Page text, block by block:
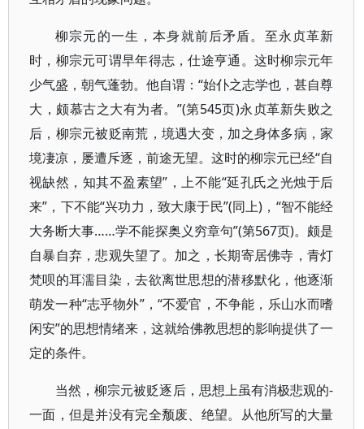
柳宗元的一生，本身就前后矛盾。至永贞革新
时，柳宗元可谓早年得志，仕途亨通。这时柳宗元年
少气盛，朝气蓬勃。他自谓：“始仆之志学也，甚自尊
大，颇慕古之大有为者。”(第545页)永贞革新失败之
后，柳宗元被贬南荒，境遇大变，加之身体多病，家
境凄凉，屡遭斥逐，前途无望。这时的柳宗元已经“自
视缺然，知其不盈素望”，上不能“延孔氏之光烛于后
来”，下不能“兴功力，致大康于民”(同上)，“智不能经
大务断大事……学不能探奥义穷章句”(第567页)。颇是
自暴自弃，悲观失望了。加之，长期寄居佛寺，青灯
梵呗的耳濡目染，去欲离世思想的潜移默化，他逐渐
萌发一种“志乎物外”，“不爱官，不争能，乐山水而嗜
闲安”的思想情绪来，这就给佛教思想的影响提供了一
定的条件。
当然，柳宗元被贬逐后，思想上虽有消极悲观的-
一面，但是并没有完全颓废、绝望。从他所写的大量